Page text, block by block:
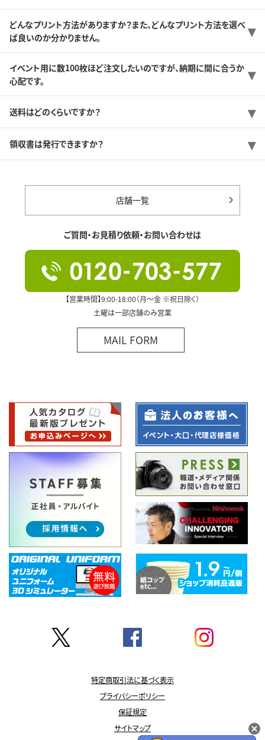
どんなプリント方法がありますか？また、どんなプリント方法を選べ
ば良いのか分かりません。
イベント用に数100枚ほど注文したいのですが、納期に間に合うか
心配です。
送料はどのくらいですか？
領収書は発行できますか？
店舗一覧
ご質問・お見積り依頼・お問い合わせは
【営業時間】9:00-18:00（月～金 ※祝日除く）
土曜は一部店舗のみ営業
MAIL FORM
特定商取引法に基づく表示
プライバシーポリシー
保証規定
サイトマップ